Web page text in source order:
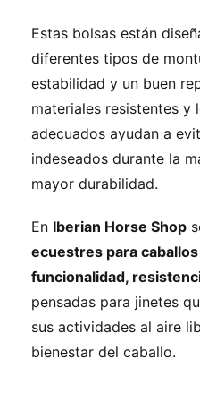
Estas bolsas están
diferentes tipos de
estabilidad y un buen
materiales resistentes y
adecuados ayudan a
indeseados durante la
mayor durabilidad.
En Iberian Horse Shop
ecuestres para caballos
funcionalidad,
pensadas para jinetes
sus actividades al aire
bienestar del caballo.